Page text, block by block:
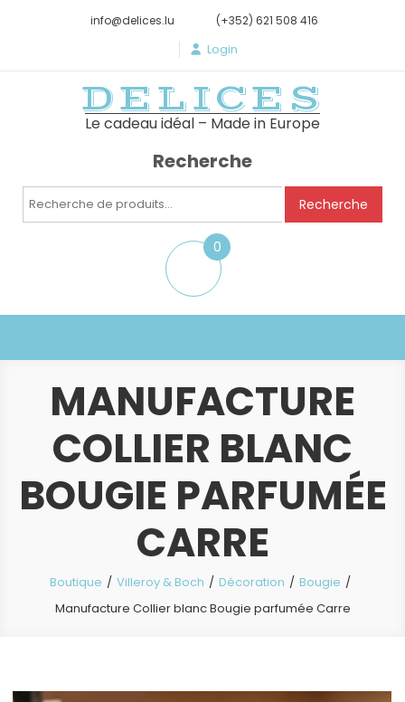
info@delices.lu (+352) 621 508 416
Login
DELICES
Le cadeau idéal – Made in Europe
Recherche
Recherche
Recherche
0
item
MANUFACTURE
COLLIER BLANC
BOUGIE PARFUMÉE
CARRE
Boutique Villeroy & Boch Décoration
Bougie
Manufacture Collier blanc Bougie parfumée Carre